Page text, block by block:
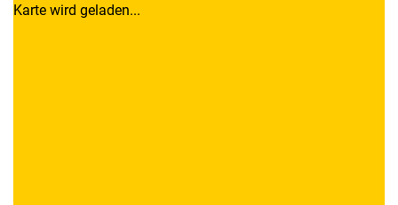
Karte wird geladen...